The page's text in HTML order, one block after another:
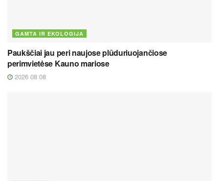
GAMTA IR EKOLOGIJA
Paukščiai jau peri naujose plūduriuojančiose
perimvietėse Kauno mariose
2026 08 08